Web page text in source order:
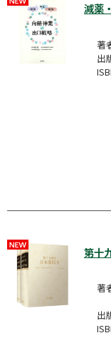
減薬
著
出
第十
著
出